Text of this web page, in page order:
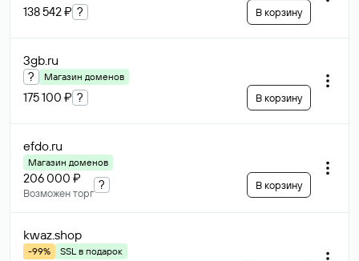
138 542 ₽ ? В корзину
3gb.ru
? Магазин доменов
175 100 ₽ ? В корзину
efdo.ru
Магазин доменов
206 000 ₽
Возможен торг
? В корзину
kwaz.shop
-99%
SSL в подарок